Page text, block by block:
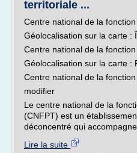
territoriale ...
Centre national de la
Géolocalisation sur la carte :
Centre national de la
Géolocalisation sur la carte :
Centre national de la
modifier
Le centre national de la
(CNFPT) est un
déconcentré qui
Lire la suite